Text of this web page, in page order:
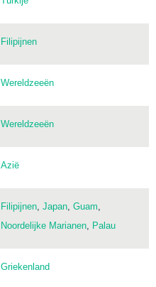
Filipijnen
Wereldzeeën
Wereldzeeën
Azië
Filipijnen, Japan, Guam,
Noordelijke Marianen, Palau
Griekenland